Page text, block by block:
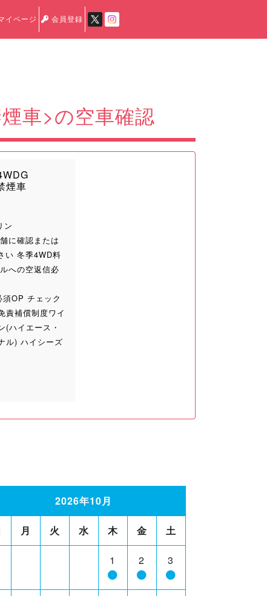
イページ 会員登録
車>の空車確認
煙車
ン
に確認または
い 冬季4WD料
への空返信必
OP チェック
責補償制度ワイ
(ハイエース・
ル) ハイシーズ
2026年10月
月 火 水 木 金 土
1 2 3